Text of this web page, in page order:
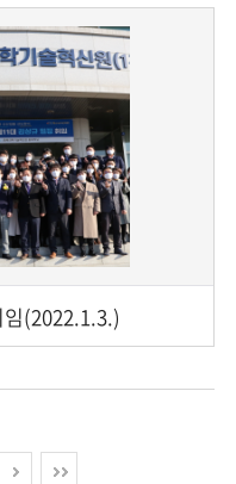
(2022.1.3.)